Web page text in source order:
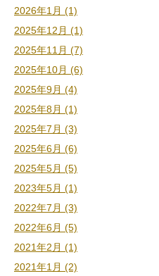
2026年1月 (1)
2025年12月 (1)
2025年11月 (7)
2025年10月 (6)
2025年9月 (4)
2025年8月 (1)
2025年7月 (3)
2025年6月 (6)
2025年5月 (5)
2023年5月 (1)
2022年7月 (3)
2022年6月 (5)
2021年2月 (1)
2021年1月 (2)